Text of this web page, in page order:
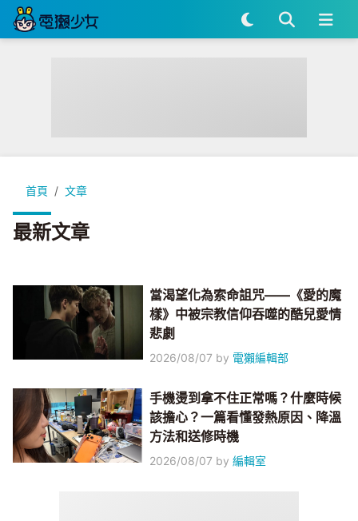
首頁 文章
最新文章
當渴望化為索命詛咒——《愛的魔
樣》中被宗教信仰吞噬的酷兒愛情
悲劇
2026/08/07 by 電獺編輯部
手機燙到拿不住正常嗎？什麼時候
該擔心？一篇看懂發熱原因、降溫
方法和送修時機
2026/08/07 by編輯室